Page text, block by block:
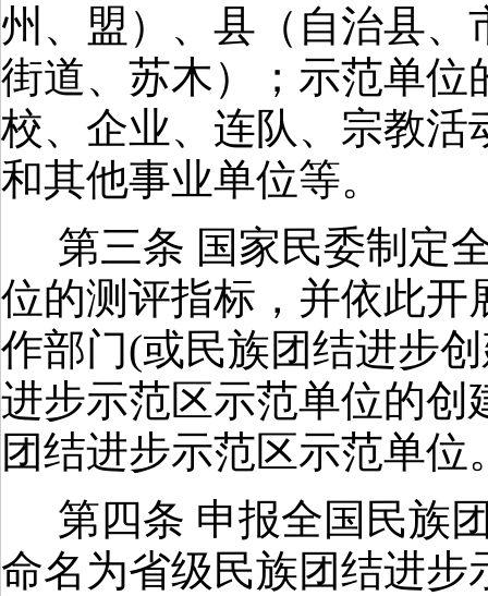
州、盟）、县（自治县
街道、苏木）；示范单
校、企业、连队、宗教
和其他事业单位等。
第三条 国家民委制定
位的测评指标，并依此
作部门(或民族团结进步
进步示范区示范单位的
团结进步示范区示范单位
第四条 申报全国民族
命名为省级民族团结进